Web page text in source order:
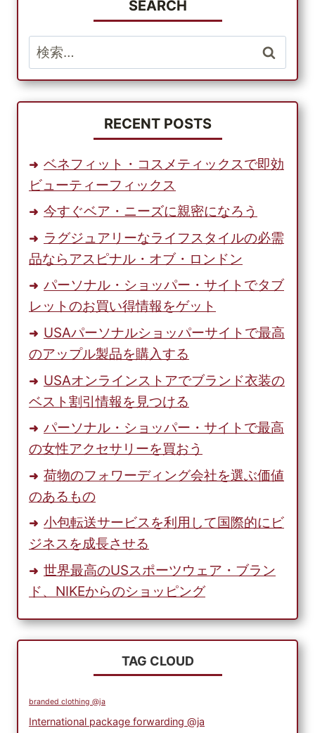
小
包
送
会
社
探
に
は？
SEARCH
検
索:
RECENT POSTS
ベネフィット・コスメティックスで即効
ビューティーフィックス
今すぐベア・ニーズに親密になろう
ラグジュアリーなライフスタイルの必需
品ならアスピナル・オブ・ロンドン
パーソナル・ショッパー・サイトでタブ
レットのお買い得情報をゲット
USAパーソナルショッパーサイトで最高
のアップル製品を購入する
USAオンラインストアでブランド衣装の
ベスト割引情報を見つける
パーソナル・ショッパー・サイトで最高
の女性アクセサリーを買おう
荷物のフォワーディング会社を選ぶ価値
のあるもの
小包転送サービスを利用して国際的にビ
ジネスを成長させる
世界最高のUSスポーツウェア・ブラン
ド、NIKEからのショッピング
TAG CLOUD
branded clothing @ja
International package forwarding @ja